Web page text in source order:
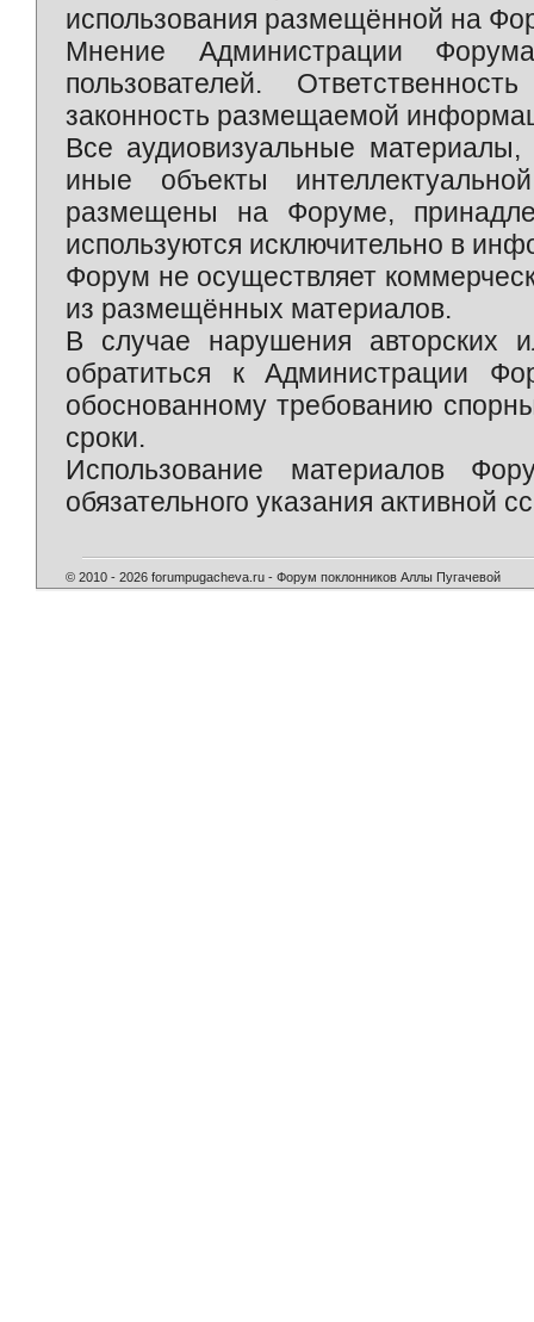
использования размещённой на
Мнение Администрации
пользователей.
законность размещаемой
Все аудиовизуальные
иные объекты
размещены на Форуме,
используются исключительно в
Форум не осуществляет
из размещённых материалов.
В случае нарушения авторских
обратиться к Администрации
обоснованному требованию
сроки.
Использование материалов
обязательного указания активной
© 2010 - 2026 forumpugacheva.ru - Форум поклонников Аллы Пугачевой